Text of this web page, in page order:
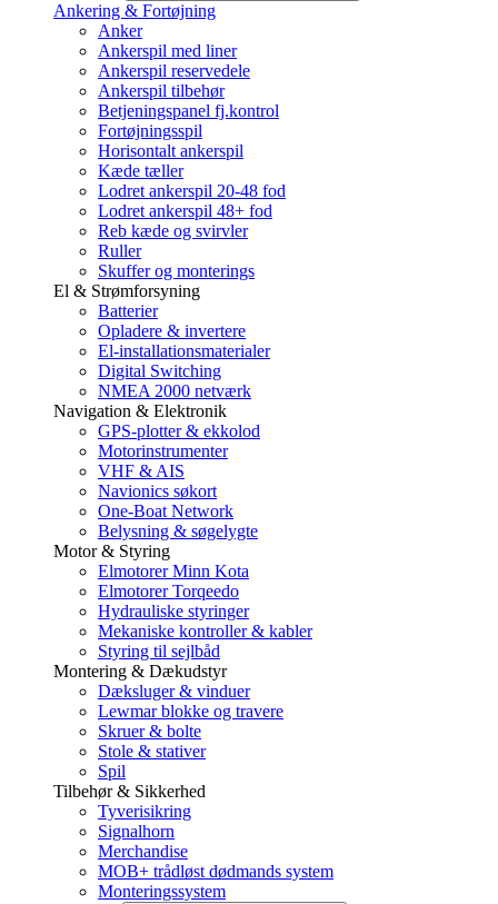
Ankering & Fortøjning
Anker
Ankerspil med liner
Ankerspil reservedele
Ankerspil tilbehør
Betjeningspanel fj.kontrol
Fortøjningsspil
Horisontalt ankerspil
Kæde tæller
Lodret ankerspil 20-48 fod
Lodret ankerspil 48+ fod
Reb kæde og svirvler
Ruller
Skuffer og monterings
El & Strømforsyning
Batterier
Opladere & invertere
El-installationsmaterialer
Digital Switching
NMEA 2000 netværk
Navigation & Elektronik
GPS-plotter & ekkolod
Motorinstrumenter
VHF & AIS
Navionics søkort
One-Boat Network
Belysning & søgelygte
Motor & Styring
Elmotorer Minn Kota
Elmotorer Torqeedo
Hydrauliske styringer
Mekaniske kontroller & kabler
Styring til sejlbåd
Montering & Dækudstyr
Dæksluger & vinduer
Lewmar blokke og travere
Skruer & bolte
Stole & stativer
Spil
Tilbehør & Sikkerhed
Tyverisikring
Signalhorn
Merchandise
MOB+ trådløst dødmands system
Monteringssystem